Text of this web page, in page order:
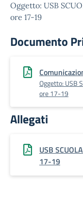
Oggetto: USB
ore 17-19
Documento
Oggetto: USB
ore 17-19
Allegati
USB
17-19